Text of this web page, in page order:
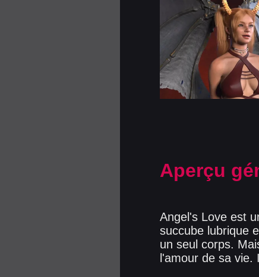
Aperçu
Angel's Love est
succube lubrique
un seul corps.
l'amour de sa